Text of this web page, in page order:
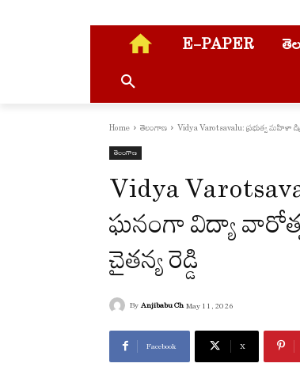
E-PAPER
Home తెలంగాణ Vidya Varotsavalu: ప్రభుత్వ మహిళా
తెలంగాణ
Vidya
ఘనంగా విద్యా
చైతన్య రెడ్డి
By Anjibabu Ch May 11, 2026
Facebook X